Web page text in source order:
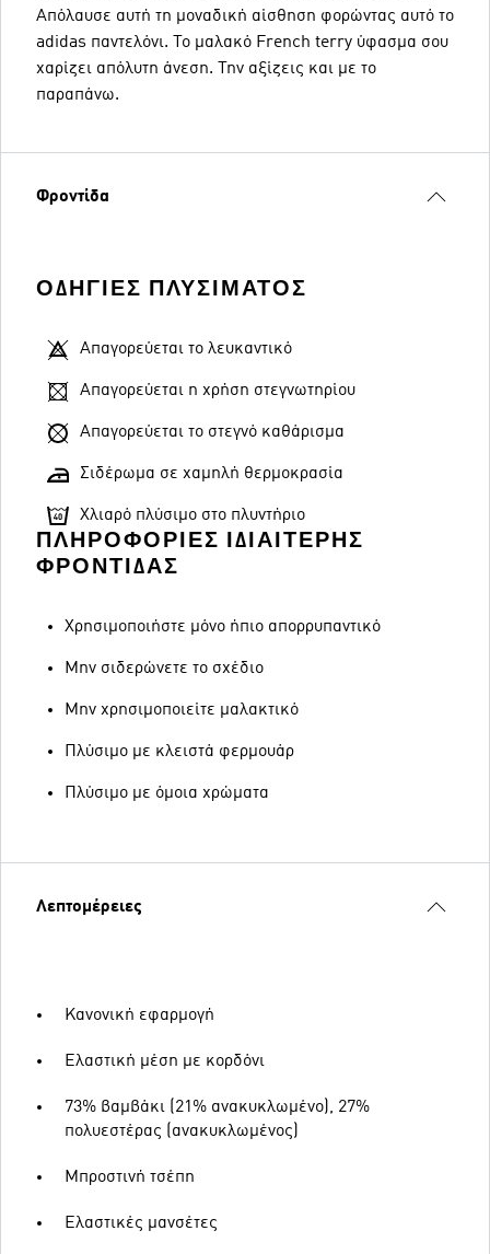
Απόλαυσε αυτή τη μοναδική αίσθηση φορώντας αυτό το
adidas παντελόνι. Το μαλακό French terry ύφασμα σου
χαρίζει απόλυτη άνεση. Την αξίζεις και με το
παραπάνω.
Φροντίδα
ΟΔΗΓΊΕΣ ΠΛΥΣΊΜΑΤΟΣ
Απαγορεύεται το λευκαντικό
Απαγορεύεται η χρήση στεγνωτηρίου
Απαγορεύεται το στεγνό καθάρισμα
Σιδέρωμα σε χαμηλή θερμοκρασία
Χλιαρό πλύσιμο στο πλυντήριο
ΠΛΗΡΟΦΟΡΊΕΣ ΙΔΙΑΊΤΕΡΗΣ
ΦΡΟΝΤΊΔΑΣ
Χρησιμοποιήστε μόνο ήπιο απορρυπαντικό
Μην σιδερώνετε το σχέδιο
Μην χρησιμοποιείτε μαλακτικό
Πλύσιμο με κλειστά φερμουάρ
Πλύσιμο με όμοια χρώματα
Λεπτομέρειες
Κανονική εφαρμογή
Ελαστική μέση με κορδόνι
73% βαμβάκι (21% ανακυκλωμένο), 27%
πολυεστέρας (ανακυκλωμένος)
Μπροστινή τσέπη
Ελαστικές μανσέτες